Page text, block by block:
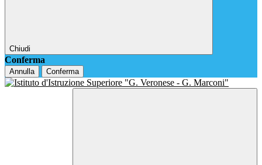
Chiudi
Conferma
Annulla Conferma